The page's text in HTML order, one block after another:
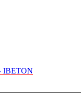
IBETON